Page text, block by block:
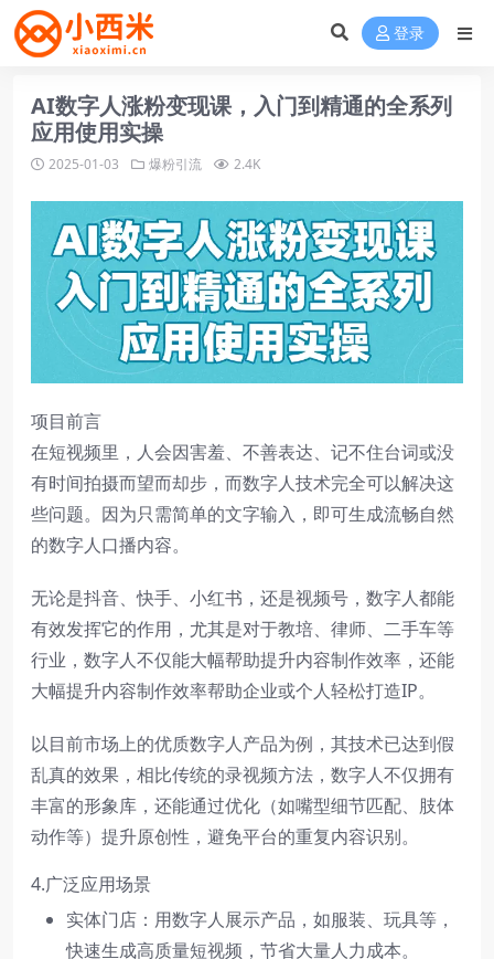
登录
AI数字人涨粉变现课，入门到精通的全系列
应用使用实操
2025-01-03 爆粉引流 2.4K
项目前言
在短视频里，人会因害羞、不善表达、记不住台词或没
有时间拍摄而望而却步，而数字人技术完全可以解决这
些问题。因为只需简单的文字输入，即可生成流畅自然
的数字人口播内容。
无论是抖音、快手、小红书，还是视频号，数字人都能
有效发挥它的作用，尤其是对于教培、律师、二手车等
行业，数字人不仅能大幅帮助提升内容制作效率，还能
大幅提升内容制作效率帮助企业或个人轻松打造IP。
以目前市场上的优质数字人产品为例，其技术已达到假
乱真的效果，相比传统的录视频方法，数字人不仅拥有
丰富的形象库，还能通过优化（如嘴型细节匹配、肢体
动作等）提升原创性，避免平台的重复内容识别。
4.广泛应用场景
实体门店：用数字人展示产品，如服装、玩具等，
快速生成高质量短视频，节省大量人力成本。